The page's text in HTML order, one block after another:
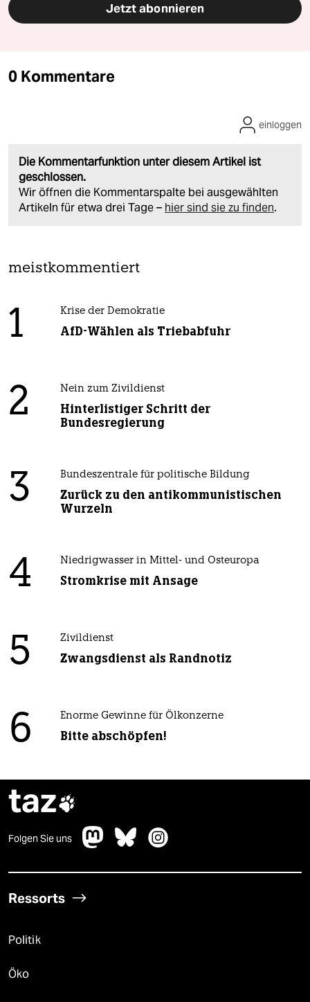
Jetzt abonnieren
0 Kommentare
Die Kommentarfunktion unter diesem Artikel ist
geschlossen.
Wir öffnen die Kommentarspalte bei ausgewählten
Artikeln für etwa drei Tage – hier sind sie zu finden.
einloggen
meistkommentiert
1 Krise der Demokratie
AfD-Wählen als Triebabfuhr
2 Nein zum Zivildienst
Hinterlistiger Schritt der
Bundesregierung
3 Bundeszentrale für politische Bildung
Zurück zu den antikommunistischen
Wurzeln
4 Niedrigwasser in Mittel- und Osteuropa
Stromkrise mit Ansage
5 Zivildienst
Zwangsdienst als Randnotiz
6 Enorme Gewinne für Ölkonzerne
Bitte abschöpfen!
taz
Folgen Sie uns
Ressorts
Politik
Öko